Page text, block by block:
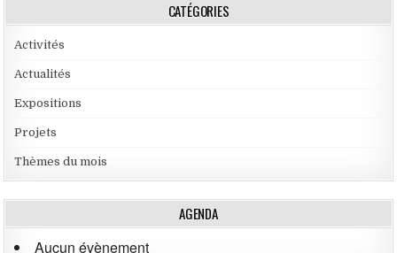
CATÉGORIES
Activités
Actualités
Expositions
Projets
Thèmes du mois
AGENDA
Aucun évènement